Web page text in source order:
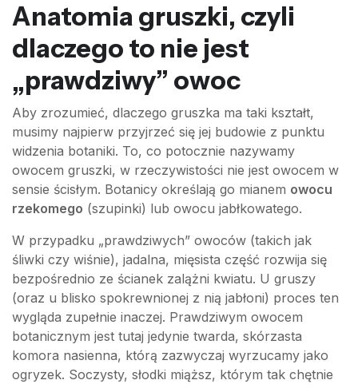
Anatomia gruszki, czyli
dlaczego to nie jest
„prawdziwy” owoc
Aby zrozumieć, dlaczego gruszka ma taki kształt,
musimy najpierw przyjrzeć się jej budowie z punktu
widzenia botaniki. To, co potocznie nazywamy
owocem gruszki, w rzeczywistości nie jest owocem w
sensie ścisłym. Botanicy określają go mianem owocu
rzekomego (szupinki) lub owocu jabłkowatego.
W przypadku „prawdziwych” owoców (takich jak
śliwki czy wiśnie), jadalna, mięsista część rozwija się
bezpośrednio ze ścianek zalążni kwiatu. U gruszy
(oraz u blisko spokrewnionej z nią jabłoni) proces ten
wygląda zupełnie inaczej. Prawdziwym owocem
botanicznym jest tutaj jedynie twarda, skórzasta
komora nasienna, którą zazwyczaj wyrzucamy jako
ogryzek. Soczysty, słodki miąższ, którym tak chętnie